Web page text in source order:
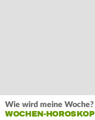
Wie wird meine Woche?
WOCHEN-HOROSKOP